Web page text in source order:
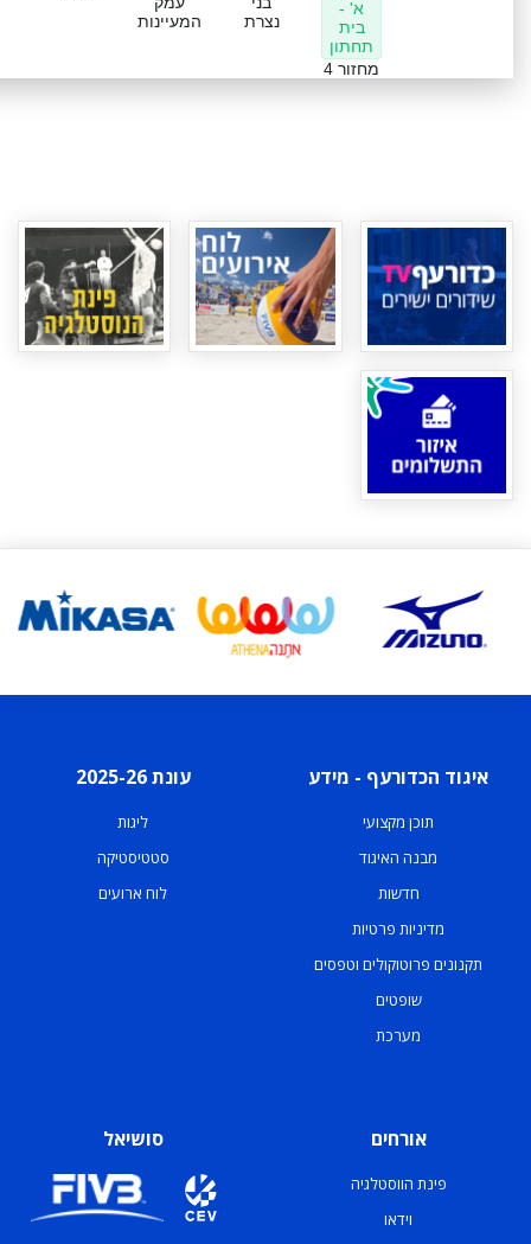
א' -
בית
תחתון
מחזור 4
נצרת
המעיינות
איגוד הכדורעף - מידע
תוכן מקצועי
מבנה האיגוד
חדשות
מדיניות פרטיות
תקנונים פרוטוקולים וטפסים
שופטים
מערכת
עונת 2025-26
ליגות
סטטיסטיקה
לוח ארועים
אורחים
פינת הווסטלגיה
וידאו
סושיאל